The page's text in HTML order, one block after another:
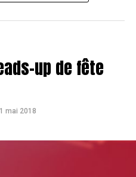
up de fête
mai 2018